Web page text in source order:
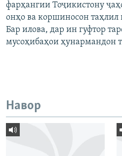
фарҳангии Тоҷикистону
онҳо ва коршиносон таҳлил
Бар илова, дар ин гуфтор
мусоҳибаҳои ҳунармандон
Навор